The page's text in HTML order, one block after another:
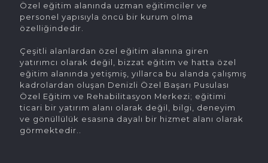
Özel eğitim alanında uzman eğitimciler ve
personel yapısıyla öncü bir kurum olma
özelliğindedir.
Çeşitli alanlardan özel eğitim alanına giren
yatırımcı olarak değil, bizzat eğitim ve hatta özel
eğitim alanında yetişmiş, yıllarca bu alanda çalışmış
kadrolardan oluşan Denizli Özel Başarı Pusulası
Özel Eğitim ve Rehabilitasyon Merkezi; eğitimi
ticari bir yatırım alanı olarak değil, bilgi, deneyim
ve gönüllülük esasına dayalı bir hizmet alanı olarak
görmektedir..